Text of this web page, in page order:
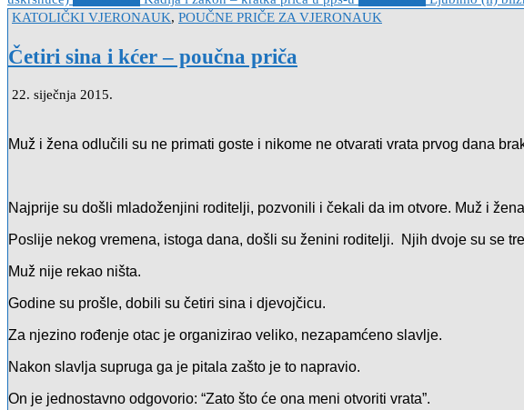
Posted
KATOLIČKI VJERONAUK, POUČNE PRIČE ZA VJERONAUK
Četiri sina i kćer – poučna priča
22. siječnja 2015.
Muž i žena odlučili su ne primati goste i nikome ne otvarati vrata prvog dana
Najprije su došli mladoženjini roditelji, pozvonili i čekali da im otvore. Muž i
Poslije nekog vremena, istoga dana, došli su ženini roditelji. Njih dvoje su se
Muž nije rekao ništa.
Godine su prošle, dobili su četiri sina i djevojčicu.
Za njezino rođenje otac je organizirao veliko, nezapamćeno slavlje.
Nakon slavlja supruga ga je pitala zašto je to napravio.
On je jednostavno odgovorio: “Zato što će ona meni otvoriti vrata”.